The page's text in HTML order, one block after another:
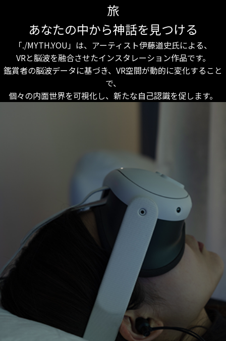
旅
あなたの中から神話を見つける
「./MYTH.YOU」は、アーティスト伊藤道史氏による、
VRと脳波を融合させたインスタレーション作品です。
鑑賞者の脳波データに基づき、VR空間が動的に変化すること
で、
個々の内面世界を可視化し、新たな自己認識を促します。